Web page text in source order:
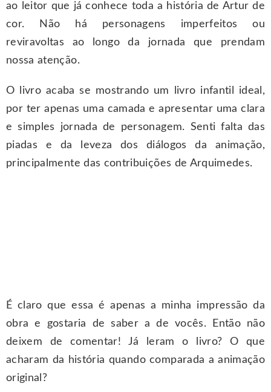
ao leitor que já conhece toda a história de Artur de
cor. Não há personagens imperfeitos ou
reviravoltas ao longo da jornada que prendam
nossa atenção.
O livro acaba se mostrando um livro infantil ideal,
por ter apenas uma camada e apresentar uma clara
e simples jornada de personagem. Senti falta das
piadas e da leveza dos diálogos da animação,
principalmente das contribuições de Arquimedes.
É claro que essa é apenas a minha impressão da
obra e gostaria de saber a de vocês. Então não
deixem de comentar! Já leram o livro? O que
acharam da história quando comparada a animação
original?